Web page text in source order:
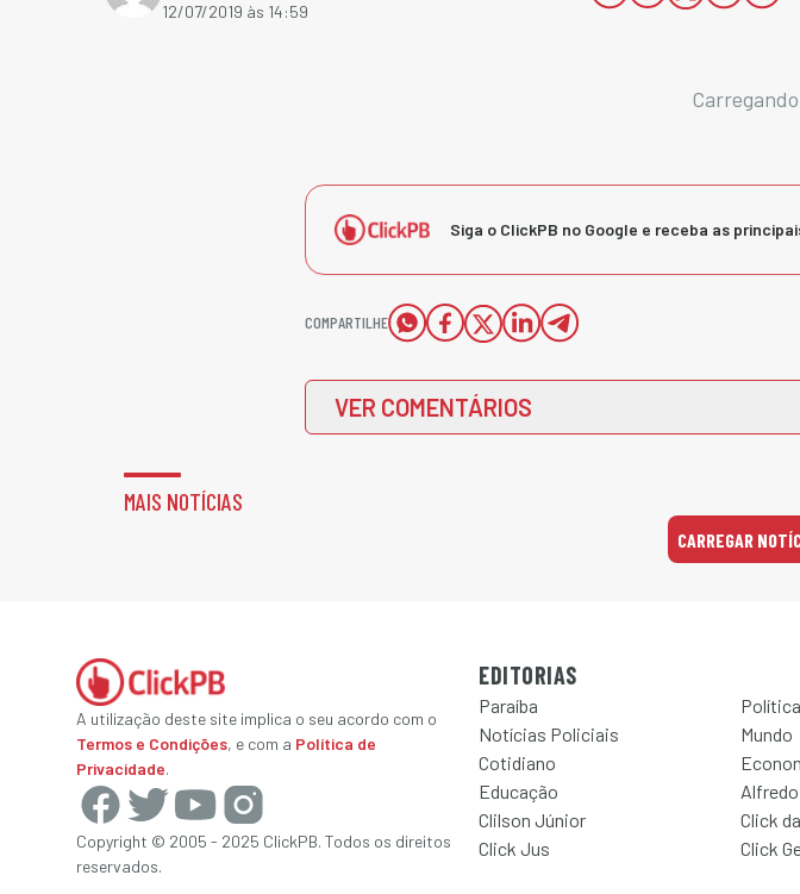
12/07/2019 às 14:59
Siga o ClickPB no Google e receba as
COMPARTILHE
VER COMENTÁRIOS
MAIS NOTÍCIAS
CARREGAR
A utilização deste site implica o seu acordo com o
Termos e Condições, e com a Política de
Privacidade.
Copyright © 2005 - 2025 ClickPB. Todos os direitos
reservados.
EDITORIAS
Paraíba Política
Notícias Policiais
Mundo
Cotidiano
Educação
Clilson Júnior
Click
Click Jus
Click